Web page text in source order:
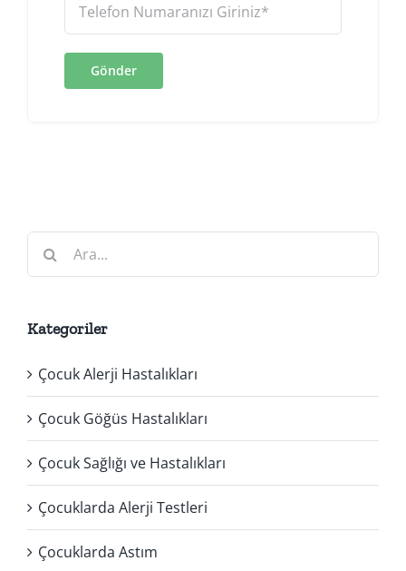
Kategoriler
Çocuk Alerji Hastalıkları
Çocuk Göğüs Hastalıkları
Çocuk Sağlığı ve Hastalıkları
Çocuklarda Alerji Testleri
Çocuklarda Astım